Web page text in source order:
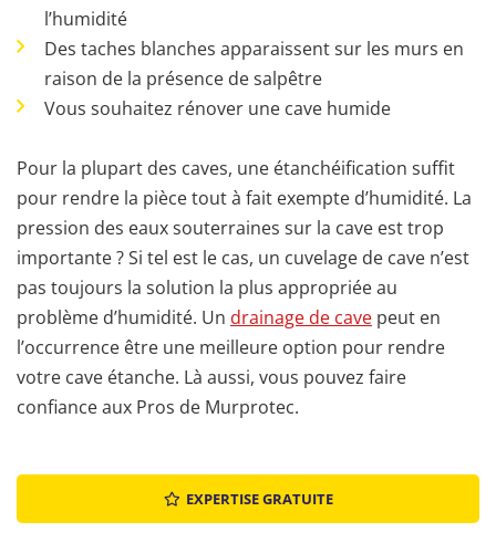
l’humidité
Des taches blanches apparaissent sur les murs en
raison de la présence de salpêtre
Vous souhaitez rénover une cave humide
Pour la plupart des caves, une étanchéification suffit
pour rendre la pièce tout à fait exempte d’humidité. La
pression des eaux souterraines sur la cave est trop
importante ? Si tel est le cas, un cuvelage de cave n’est
pas toujours la solution la plus appropriée au
problème d’humidité. Un drainage de cave peut en
l’occurrence être une meilleure option pour rendre
votre cave étanche. Là aussi, vous pouvez faire
confiance aux Pros de Murprotec.
EXPERTISE GRATUITE